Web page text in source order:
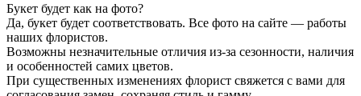
Букет будет как на фото?
Да, букет будет соответствовать. Все фото на сайте — работы
наших флористов.
Возможны незначительные отличия из-за сезонности, наличия
и особенностей самих цветов.
При существенных изменениях флорист свяжется с вами для